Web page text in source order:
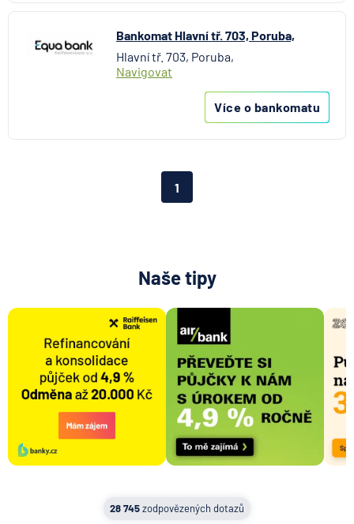
Bankomat Hlavní tř. 703, Poruba,
Hlavní tř. 703, Poruba,
Navigovat
Více o bankomatu
1
Naše tipy
28 745zodpovězených dotazů